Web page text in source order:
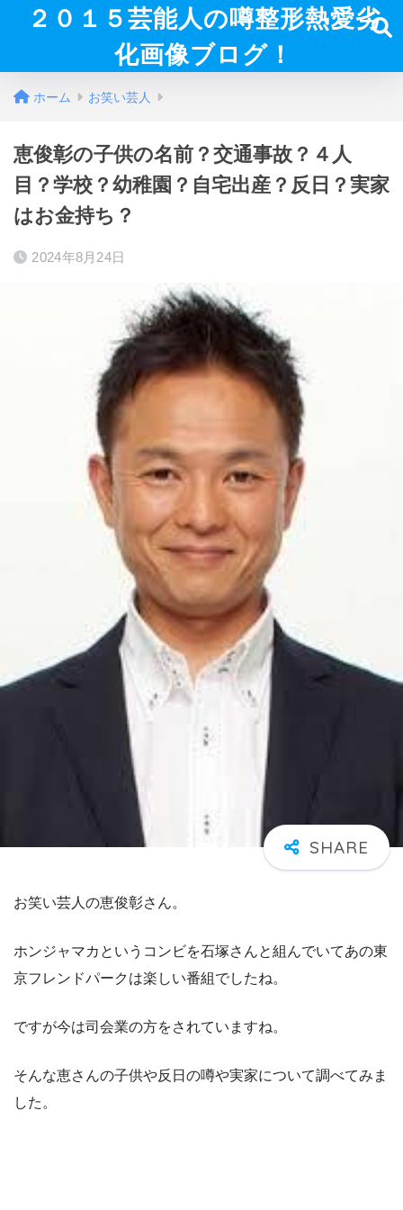
２０１５芸能人の噂整形熱愛劣
化画像ブログ！
ホーム お笑い芸人
恵俊彰の子供の名前？交通事故？４人
目？学校？幼稚園？自宅出産？反日？実家
はお金持ち？
2024年8月24日
お笑い芸人の恵俊彰さん。
ホンジャマカというコンビを石塚さんと組んでいてあの東
京フレンドパークは楽しい番組でしたね。
ですが今は司会業の方をされていますね。
そんな恵さんの子供や反日の噂や実家について調べてみま
した。